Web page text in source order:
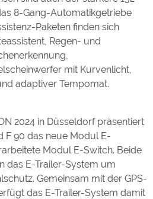
8-Gang-Automatikgetriebe
Paketen finden sich
Regen- und
mit Kurvenlicht,
adaptiver Tempomat.
2024 in Düsseldorf präsentiert
F 90 das neue Modul E-
Modul E-Switch. Beide
das E-Trailer-System um
Gemeinsam mit der GPS-
das E-Trailer-System damit